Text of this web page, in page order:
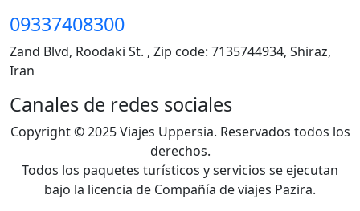
09337408300
Zand Blvd, Roodaki St. , Zip code: 7135744934, Shiraz,
Iran
Canales de redes sociales
Copyright © 2025 Viajes Uppersia. Reservados todos los
derechos.
Todos los paquetes turísticos y servicios se ejecutan
bajo la licencia de Compañía de viajes Pazira.